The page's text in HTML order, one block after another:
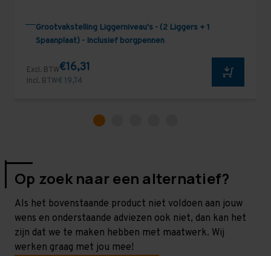
Grootvakstelling Liggerniveau's - (2 Liggers + 1
Spaanplaat) - Inclusief borgpennen
Excl. BTW€16,31
Incl. BTW€ 19,74
Op zoek naar een alternatief?
Als het bovenstaande product niet voldoen aan jouw
wens en onderstaande adviezen ook niet, dan kan het
zijn dat we te maken hebben met maatwerk. Wij
werken graag met jou mee!